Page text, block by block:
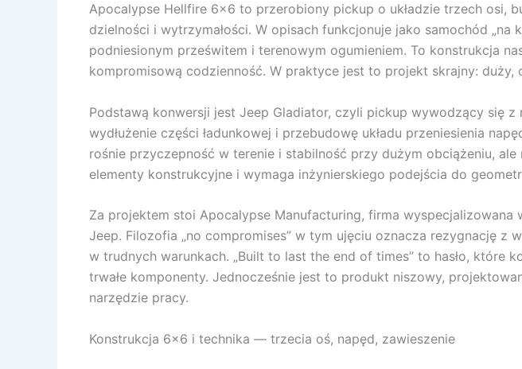
Apocalypse Hellfire 6×6 to przerobiony pickup o układzie trzech osi,
dzielności i wytrzymałości. W opisach funkcjonuje jako samochód
podniesionym prześwitem i terenowym ogumieniem. To konstrukcja
kompromisową codzienność. W praktyce jest to projekt skrajny:
Podstawą konwersji jest Jeep Gladiator, czyli pickup wywodzący się
wydłużenie części ładunkowej i przebudowę układu przeniesienia
rośnie przyczepność w terenie i stabilność przy dużym obciążeniu,
elementy konstrukcyjne i wymaga inżynierskiego podejścia do
Za projektem stoi Apocalypse Manufacturing, firma
Jeep. Filozofia „no compromises” w tym ujęciu oznacza rezygnację
w trudnych warunkach. „Built to last the end of times” to hasło, które
trwałe komponenty. Jednocześnie jest to produkt niszowy,
narzędzie pracy.
Konstrukcja 6×6 i technika — trzecia oś, napęd, zawieszenie